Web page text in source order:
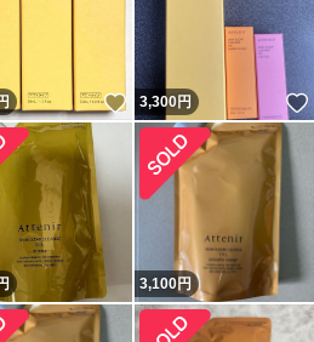
！ いいね！
3,300円
3,100円